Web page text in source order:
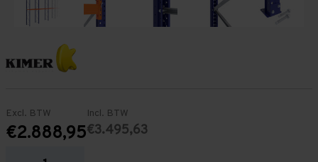
Excl. BTW
€2.888,95
Incl. BTW
€3.495,63